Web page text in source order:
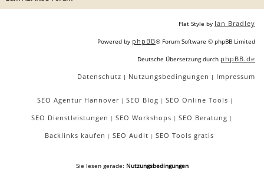
Flat Style by Ian Bradley
Powered by phpBB® Forum Software © phpBB Limited
Deutsche Übersetzung durch phpBB.de
Datenschutz | Nutzungsbedingungen | Impressum
SEO Agentur Hannover| SEO Blog | SEO Online Tools |
SEO Dienstleistungen | SEO Workshops | SEO Beratung |
Backlinks kaufen | SEO Audit | SEO Tools gratis
Sie lesen gerade: Nutzungsbedingungen